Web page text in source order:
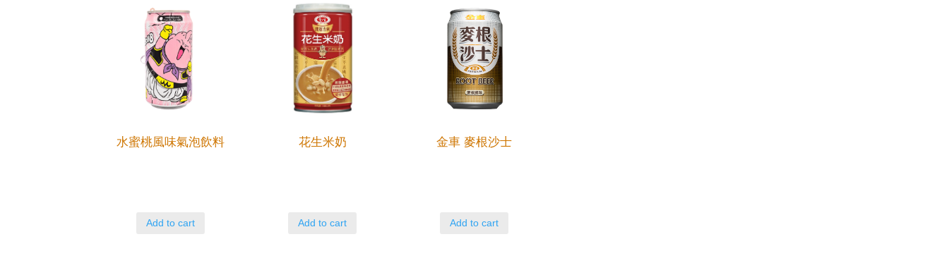
水蜜桃風味氣泡飲料
Add to cart
花生米奶
Add to cart
金車 麥根沙士
Add to cart